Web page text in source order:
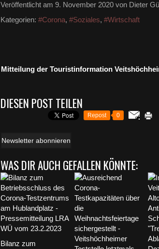
Veröffentlicht am 9. November 2020 von Dieter
Kategorien: #Corona, #Soziales, #Wirtschaft
Mitteilung der Touristinformation
DIESEN POST TEILEN
Repost 0
Newsletter abonnieren
WAS DIR AUCH GEFALLEN KÖNNTE:
Bilanz zum